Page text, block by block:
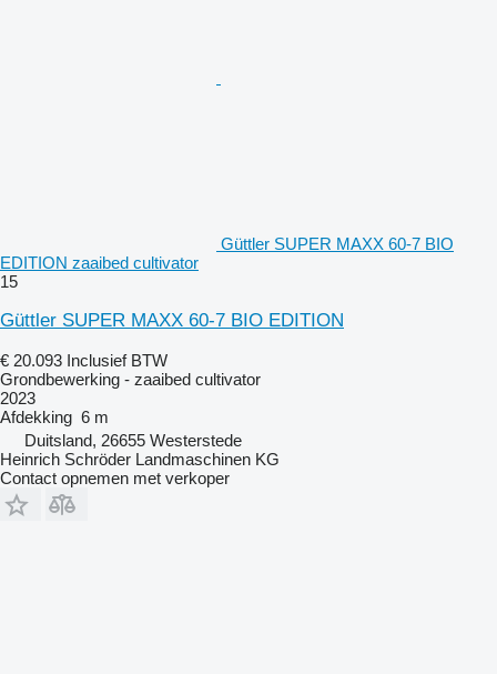
Güttler SUPER MAXX 60-7 BIO
EDITION zaaibed cultivator
15
Güttler SUPER MAXX 60-7 BIO EDITION
€ 20.093 Inclusief BTW
Grondbewerking - zaaibed cultivator
2023
Afdekking 6 m
Duitsland, 26655 Westerstede
Heinrich Schröder Landmaschinen KG
Contact opnemen met verkoper